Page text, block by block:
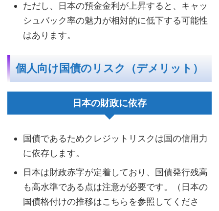
ただし、日本の預金金利が上昇すると、キャッ
シュバック率の魅力が相対的に低下する可能性
はあります。
個人向け国債のリスク（デメリット）
日本の財政に依存
国債であるためクレジットリスクは国の信用力
に依存します。
日本は財政赤字が定着しており、国債発行残高
も高水準である点は注意が必要です。（日本の
国債格付けの推移はこちらを参照してくださ